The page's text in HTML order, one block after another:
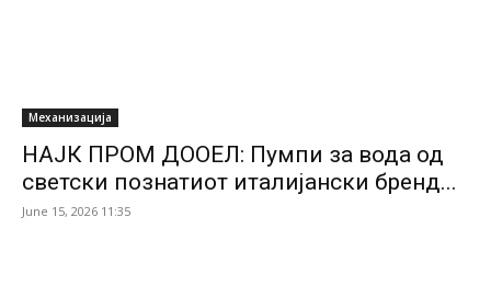
Механизација
НАЈК ПРОМ ДООЕЛ: Пумпи за вода од
светски познатиот италијански бренд...
June 15, 2026 11:35